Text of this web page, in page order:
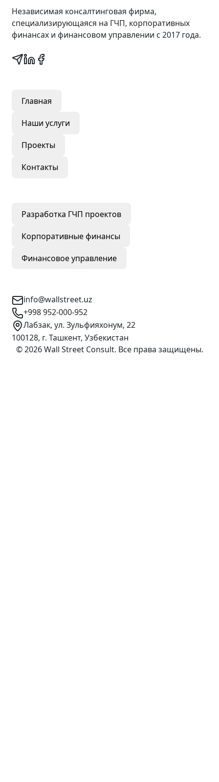
Независимая консалтинговая фирма,
специализирующаяся на ГЧП, корпоративных
финансах и финансовом управлении с 2017 года.
Главная
Наши услуги
Проекты
Контакты
Разработка ГЧП проектов
Корпоративные финансы
Финансовое управление
info@wallstreet.uz
+998 952-000-952
Лабзак, ул. Зульфияхонум, 22
100128, г. Ташкент, Узбекистан
©2026 Wall Street Consult. Все права защищены.